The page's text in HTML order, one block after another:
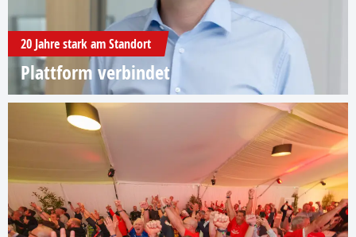
20 Jahre stark am Standort
Plattform verbindet